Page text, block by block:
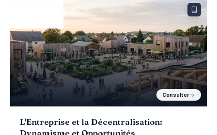
Consulter
L'Entreprise et la Décentralisation:
Dynamisme et Opportunités